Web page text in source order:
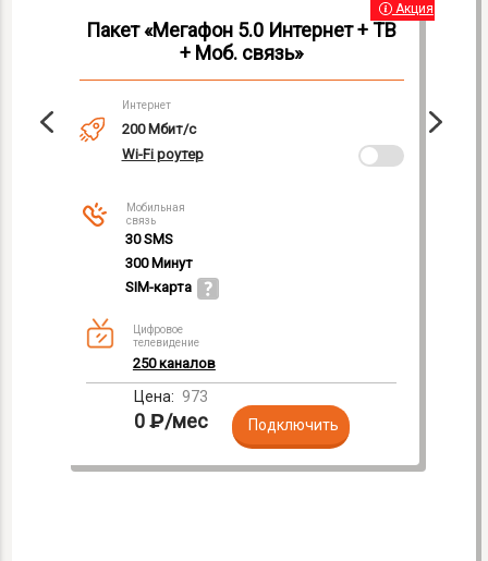
Акция
Пакет «Мегафон 5.0 Интернет + ТВ
+ Моб. связь»
Интернет
200 Мбит/с
Wi-Fi роутер
Мобильная
связь
30 SMS
300 Минут
SIM-карта
Цифровое
телевидение
250 каналов
Цена: 973
0₽/мес Подключить